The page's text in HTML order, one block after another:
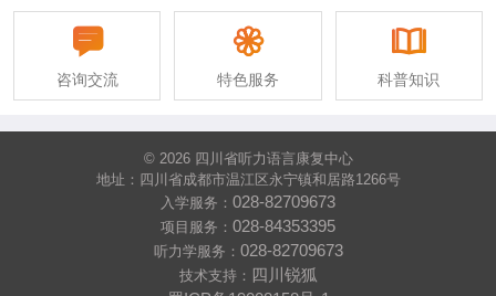

咨询交流

特色服务

科普知识
© 2026 四川省听力语言康复中心
地址：四川省成都市温江区永宁镇和居路1266号
入学服务： 028-82709673
项目服务： 028-84353395
听力学服务： 028-82709673
技术支持： 四川锐狐